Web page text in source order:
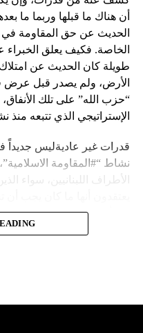
أن هناك ما قبلها وربما ما
الحديث عن حق المقاومة في
الخاصة. فكيف يعلق الخبراء
طويلة كان الحديث عن
“حزب الله” على تلك
الإستراتيجي الذي تتبعه منذ
قدرات غير عاديةليس جديداً
نشاط “#المقاومة
الأطراف اللبنانيين، سواء
إلى أن المقاومة ضد
إجماع داخلي، وإن كانت